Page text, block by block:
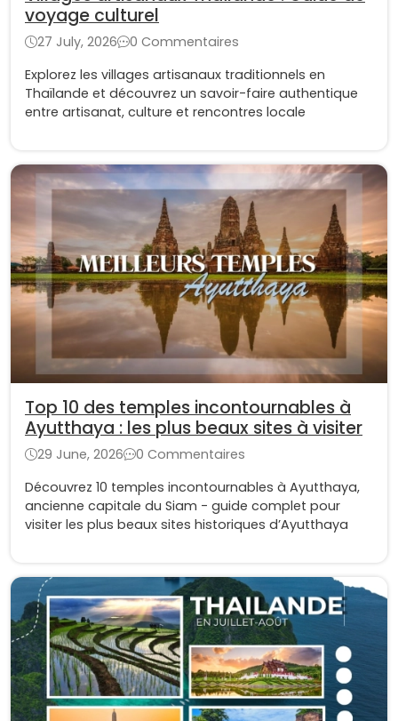
voyage culturel
27 July, 2026
0 Commentaires
Explorez les villages artisanaux traditionnels en
Thaïlande et découvrez un savoir-faire authentique
entre artisanat, culture et rencontres locale
Top 10 des temples incontournables à
Ayutthaya : les plus beaux sites à visiter
29 June, 2026
0 Commentaires
Découvrez 10 temples incontournables à Ayutthaya,
ancienne capitale du Siam - guide complet pour
visiter les plus beaux sites historiques d’Ayutthaya